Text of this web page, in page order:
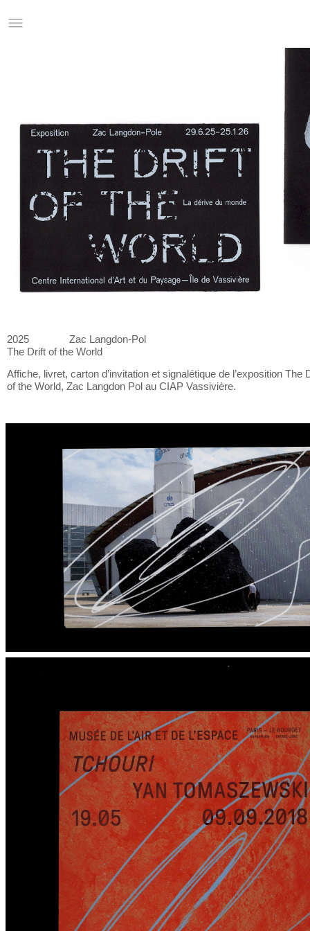
2025
Zac Langdon-Pol
The Drift of the World
Affiche, livret, carton d’invitation et signalétique de l’exposition The
of the World, Zac Langdon Pol au CIAP Vassivière.